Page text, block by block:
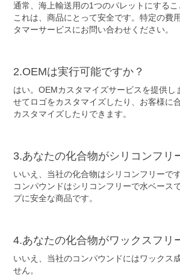
通常、海上輸送用の1つのパレットにするこ
これは、商品にとって安全です。特定の費
タマーサービスにお問い合わせください。
2.OEMは実行可能ですか？
はい。OEMカスタマイズサービスを提供し
せてロゴをカスタマイズしたり、お客様に
カスタマイズしたりできます。
3.あなたの化合物がシリコンフリ
いいえ、当社の化合物はシリコンフリーで
コンパウンドはシリコンフリーで水ベース
プに安全な商品です。
4.あなたの化合物がワックスフリ
いいえ、当社のコンパウンドにはワックス
せん。